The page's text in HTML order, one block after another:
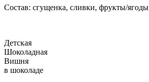
Состав: сгущенка, сливки, фрукты/
Детская
Шоколадная
Вишня
в шоколаде